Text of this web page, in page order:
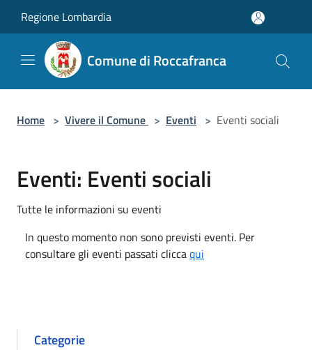
Regione Lombardia
Comune di Roccafranca
Home > Vivere il Comune > Eventi > Eventi sociali
Eventi: Eventi sociali
Tutte le informazioni su eventi
In questo momento non sono previsti eventi. Per
consultare gli eventi passati cliccaqui
Categorie